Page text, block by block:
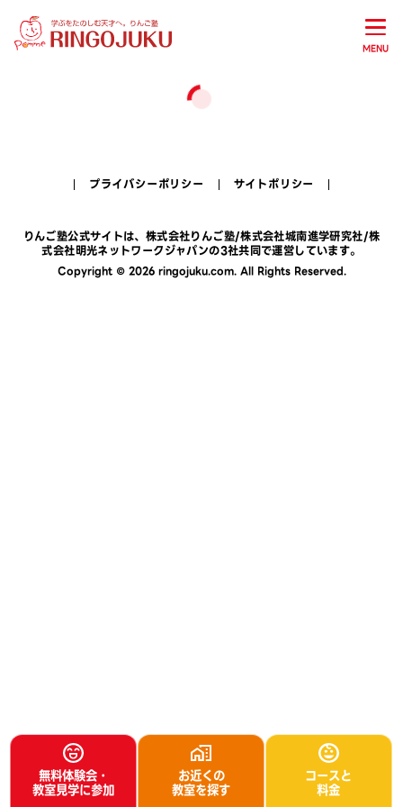
MENU
無料体験会・
教室見学に参加
お近くの
教室を探す
コースと
料金
プライバシーポリシー サイトポリシー
りんご塾公式サイトは、 株式会社りんご塾/株式会社城南進学研究社/株
式会社明光ネットワークジャパンの3社共同で運営しています。
Copyright © 2026 ringojuku.com. All Rights Reserved.